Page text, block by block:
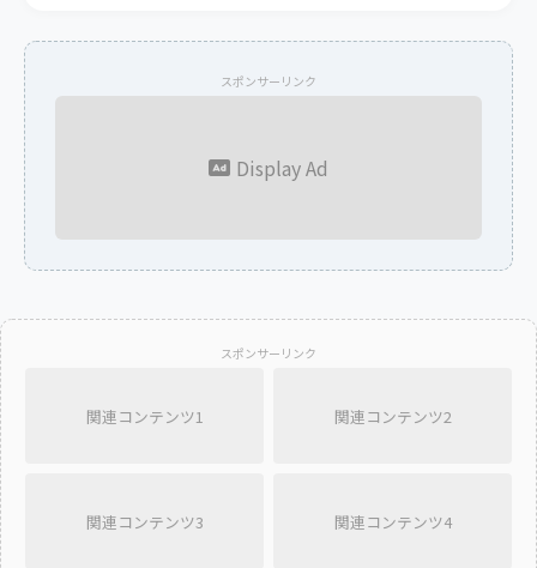
スポンサーリンク
Display Ad
スポンサーリンク
関連コンテンツ1 関連コンテンツ2
関連コンテンツ3 関連コンテンツ4